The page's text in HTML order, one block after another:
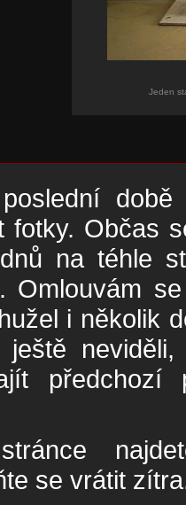
Jeden
fotky. Občas
na téhle
Omlouvám
i několik
ještě
se vrátit